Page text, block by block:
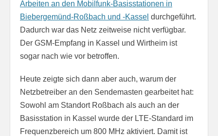
Arbeiten an den Mobilfunk-Basisstationen in
Biebergemünd-Roßbach und -Kassel durchgeführt.
Dadurch war das Netz zeitweise nicht verfügbar.
Der GSM-Empfang in Kassel und Wirtheim ist
sogar nach wie vor betroffen.
Heute zeigte sich dann aber auch, warum der
Netzbetreiber an den Sendemasten gearbeitet hat:
Sowohl am Standort Roßbach als auch an der
Basisstation in Kassel wurde der LTE-Standard im
Frequenzbereich um 800 MHz aktiviert. Damit ist